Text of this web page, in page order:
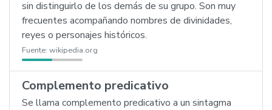
sin distinguirlo de los demás de su grupo. Son muy
frecuentes acompañando nombres de divinidades,
reyes o personajes históricos.
Fuente: wikipedia.org
Complemento predicativo
Se llama complemento predicativo a un sintagma